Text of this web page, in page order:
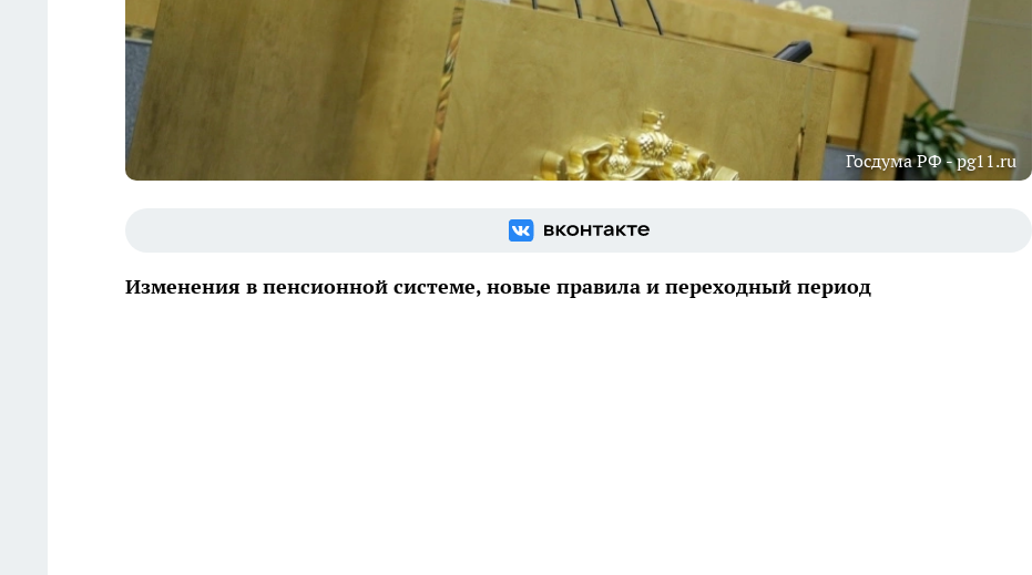
Госдума РФ - pg11.ru
Изменения в пенсионной системе, новые правила и переходный период